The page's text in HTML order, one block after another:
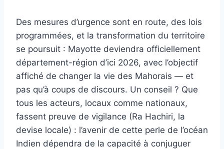
Des mesures d’urgence sont en route, des lois
programmées, et la transformation du territoire
se poursuit : Mayotte deviendra officiellement
département-région d’ici 2026, avec l’objectif
affiché de changer la vie des Mahorais — et
pas qu’à coups de discours. Un conseil ? Que
tous les acteurs, locaux comme nationaux,
fassent preuve de vigilance (Ra Hachiri, la
devise locale) : l’avenir de cette perle de l’océan
Indien dépendra de la capacité à conjuguer